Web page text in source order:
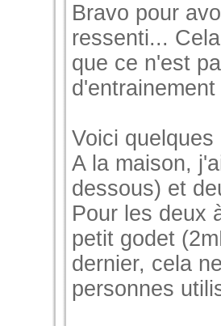
Bravo pour
ressenti...
que ce n'est
Voici
A la maison,
dessous) et
Pour les deux
petit godet
dernier, cela
personnes